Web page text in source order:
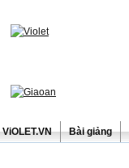
ViOLET.VN Bài giảng